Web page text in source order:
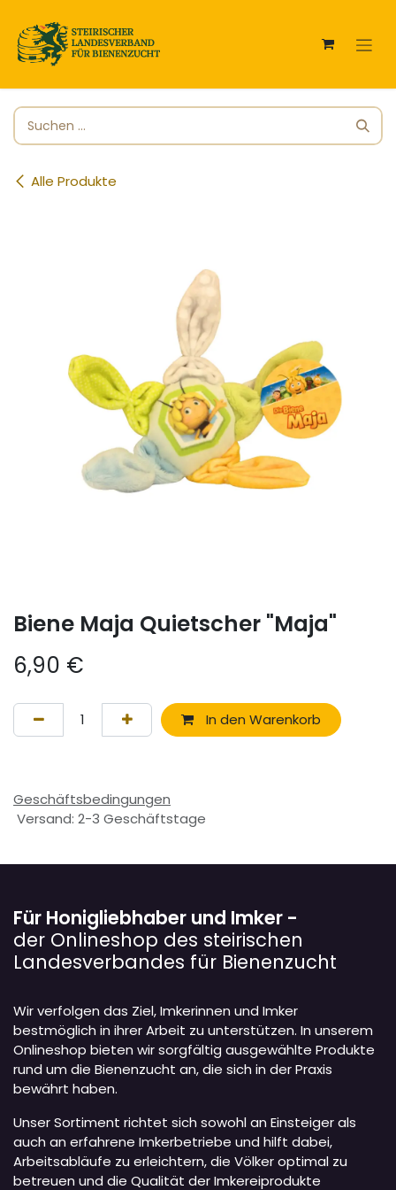
Alle Produkte
Biene Maja Quietscher "Maja"
6,90 €
In den Warenkorb
Geschäftsbedingungen
Versand: 2-3 Geschäftstage
Für Honigliebhaber und Imker -
der Onlineshop des steirischen
Landesverbandes für Bienenzucht
Wir verfolgen das Ziel, Imkerinnen und Imker
bestmöglich in ihrer Arbeit zu unterstützen. In unserem
Onlineshop bieten wir sorgfältig ausgewählte Produkte
rund um die Bienenzucht an, die sich in der Praxis
bewährt haben.
Unser Sortiment richtet sich sowohl an Einsteiger als
auch an erfahrene Imkerbetriebe und hilft dabei,
Arbeitsabläufe zu erleichtern, die Völker optimal zu
betreuen und die Qualität der Imkereiprodukte